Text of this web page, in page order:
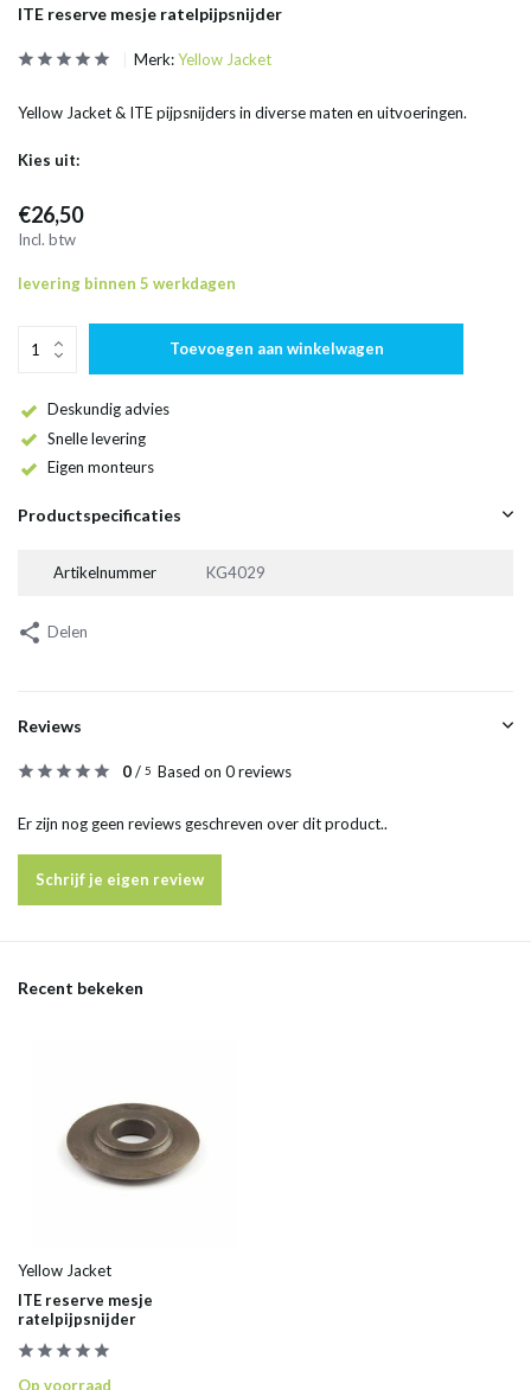
ITE reserve mesje ratelpijpsnijder
Merk:Yellow Jacket
Yellow Jacket & ITE pijpsnijders in diverse maten en uitvoeringen.
Kies uit:
€26,50
Incl. btw
levering binnen 5 werkdagen
Toevoegen aan winkelwagen
Deskundig advies
Snelle levering
Eigen monteurs
Productspecificaties
Artikelnummer KG4029
Delen
Reviews
0/ 5 Based on 0 reviews
Er zijn nog geen reviews geschreven over dit product..
Schrijf je eigen review
Recent bekeken
Yellow Jacket
ITE reserve mesje
ratelpijpsnijder
Op voorraad